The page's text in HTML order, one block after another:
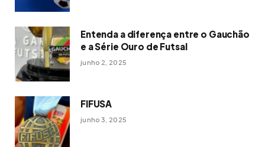
Entenda a diferença entre o Gauchão
e a Série Ouro de Futsal
junho 2, 2025
FIFUSA
junho 3, 2025